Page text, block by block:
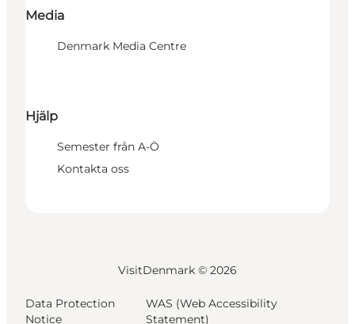
Media
Denmark Media Centre
Hjälp
Semester från A-Ö
Kontakta oss
VisitDenmark © 2026
Data Protection
Notice
WAS (Web Accessibility
Statement)